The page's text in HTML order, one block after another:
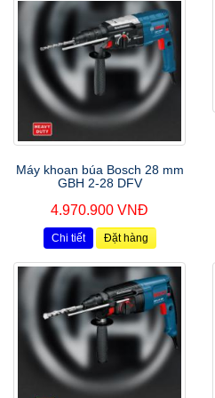
Máy khoan búa Bosch 28 mm
GBH 2-28 DFV
4.970.900 VNĐ
Chi tiết Đặt hàng